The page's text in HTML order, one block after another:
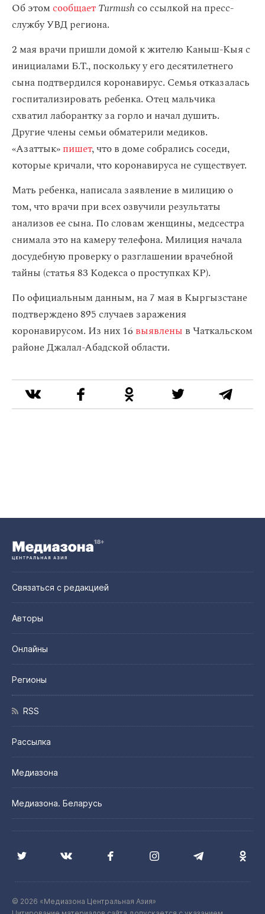
Об этомсообщаетTurmushсо ссылкой на пресс-
службу УВД региона.
2 мая врачи пришли домой к жителю Каныш-Кыя с
инициалами Б.Т., поскольку у его десятилетнего
сына подтвердился коронавирус. Семья отказалась
госпитализировать ребенка. Отец мальчика
схватил лаборантку за горло и начал душить.
Другие члены семьи обматерили медиков.
«Азаттык»пишет, что в доме собрались соседи,
которые кричали, что коронавируса не существует.
Мать ребенка, написала заявление в милицию о
том, что врачи при всех озвучили результаты
анализов ее сына. По словам женщины, медсестра
снимала это на камеру телефона. Милиция начала
досудебную проверку о разглашении врачебной
тайны (статья 83 Кодекса о проступках КР).
По официальным данным, на 7 мая в Кыргызстане
подтверждено 895 случаев заражения
коронавирусом. Из них 16 выявлены в Чаткальском
районе Джалал-Абадской области.
Связаться с редакцией
Авторы
Онлайны
Регионы
RSS
Рассылка
Медиазона
Медиазона. Беларусь
© 2026 «Медиазона Центральная Азия»